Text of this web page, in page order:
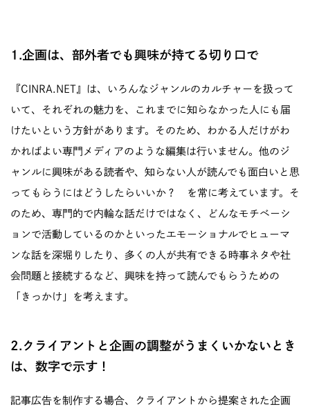
1.企画は、部外者でも興味が持てる切り口で
『CINRA.NET』は、いろんなジャンルのカルチャーを扱って
いて、それぞれの魅力を、これまでに知らなかった人にも届
けたいという方針があります。そのため、わかる人だけがわ
かればよい専門メディアのような編集は行いません。他のジ
ャンルに興味がある読者や、知らない人が読んでも面白いと思
ってもらうにはどうしたらいいか？ を常に考えています。そ
のため、専門的で内輪な話だけではなく、どんなモチベーシ
ョンで活動しているのかといったエモーショナルでヒューマ
ンな話を深堀りしたり、多くの人が共有できる時事ネタや社
会問題と接続するなど、興味を持って読んでもらうための
「きっかけ」を考えます。
2.クライアントと企画の調整がうまくいかないとき
は、数字で示す！
記事広告を制作する場合、クライアントから提案された企画